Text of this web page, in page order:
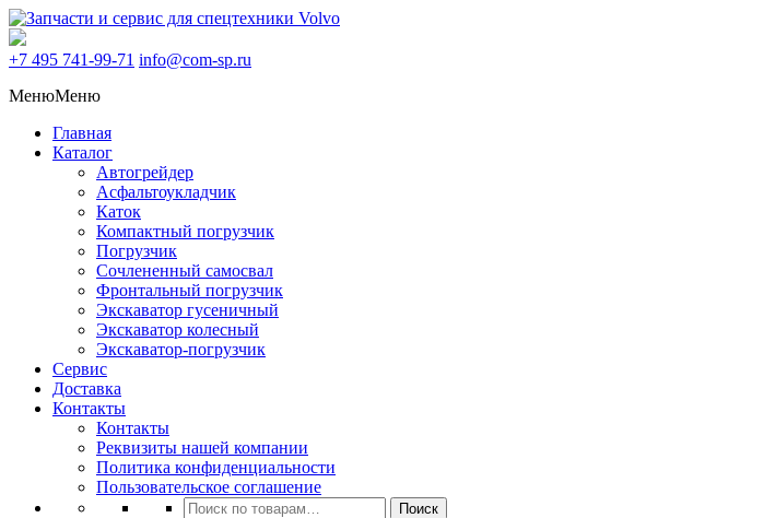
+7 495 741-99-71 info@com-sp.ru
МенюМеню
Главная
Каталог
Автогрейдер
Асфальтоукладчик
Каток
Компактный погрузчик
Погрузчик
Сочлененный самосвал
Фронтальный погрузчик
Экскаватор гусеничный
Экскаватор колесный
Экскаватор-погрузчик
Сервис
Доставка
Контакты
Контакты
Реквизиты нашей компании
Политика конфиденциальности
Пользовательское соглашение
Искать:
Поиск